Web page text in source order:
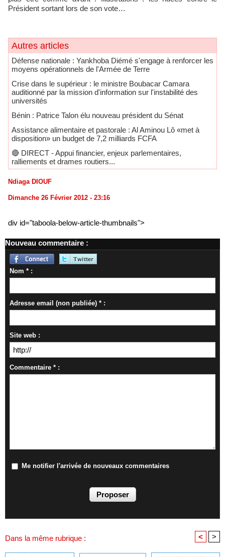
Président sortant lors de son vote…
Autres articles
Défense nationale : Yankhoba Diémé s'engage à renforcer les
moyens opérationnels de l'Armée de Terre
Crise dans le supérieur : le ministre Boubacar Camara
auditionné par la mission d'information sur l'instabilité des
universités
Bénin : Patrice Talon élu nouveau président du Sénat
Assistance alimentaire et pastorale : Al Aminou Lô «met à
disposition» un budget de 7,2 milliards FCFA
🔴​ DIRECT - Appui financier, enjeux parlementaires,
ralliements et drames routiers...
Ndiaga DIOUF
Dimanche 26 Février 2012 - 23:16
div id="taboola-below-article-thumbnails">
Nouveau commentaire :
Nom * :
Adresse email (non publiée) * :
Site web :
Commentaire * :
Me notifier l'arrivée de nouveaux commentaires
Dans la même rubrique : < >